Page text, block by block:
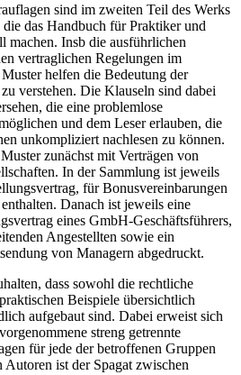
sind im zweiten Teil des Werks
das Handbuch für Praktiker und
machen. Insb die ausführlichen
vertraglichen Regelungen im
helfen die Bedeutung der
verstehen. Die Klauseln sind dabei
die eine problemlose
und dem Leser erlauben, die
unkompliziert nachlesen zu können.
zunächst mit Verträgen von
In der Sammlung ist jeweils
für Bonusvereinbarungen
Danach ist jeweils eine
eines GmbH-Geschäftsführers,
Angestellten sowie ein
von Managern abgedruckt.
dass sowohl die rechtliche
Beispiele übersichtlich
aufgebaut sind. Dabei erweist sich
streng getrennte
für jede der betroffenen Gruppen
ist der Spagat zwischen